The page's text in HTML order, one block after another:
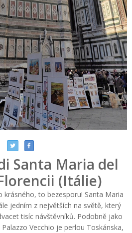
Santa Maria del
(Itálie)
krásného, to bezesporu! Santa Maria
jedním z největších na světě, který
tisíc návštěvníků. Podobně jako
Vecchio je perlou Toskánska,